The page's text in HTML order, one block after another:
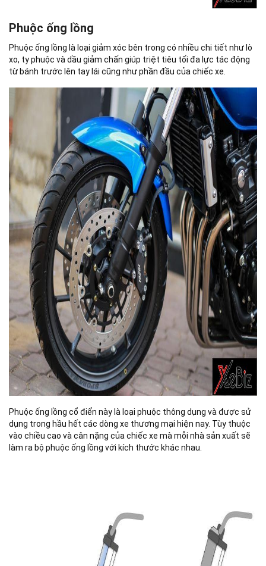
Phuộc ống lồng
Phuộc ống lồng là loại giảm xóc bên trong có nhiều chi tiết như lò
xo, ty phuộc và dầu giảm chấn giúp triệt tiêu tối đa lực tác động
từ bánh trước lên tay lái cũng như phần đầu của chiếc xe.
Phuộc ống lồng cổ điển này là loại phuộc thông dụng và được sử
dụng trong hầu hết các dòng xe thương mại hiện nay. Tùy thuộc
vào chiều cao và cân nặng của chiếc xe mà mỗi nhà sản xuất sẽ
làm ra bộ phuộc ống lồng với kích thước khác nhau.